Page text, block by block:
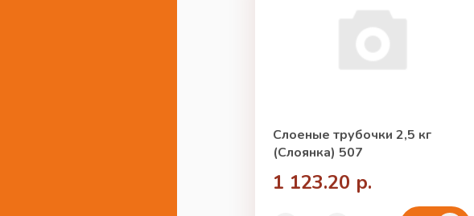
Слоеные трубочки 2,5 кг
(Слоянка) 507
1 123.20 р.